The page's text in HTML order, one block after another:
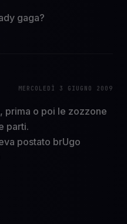
gaga?
MERCOLEDÌ 3 GIUGNO 2009
prima o poi le zozzone
parti.
postato brUgo